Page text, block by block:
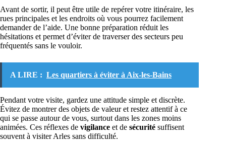
Avant de sortir, il peut être utile de repérer votre itinéraire, les
rues principales et les endroits où vous pourrez facilement
demander de l’aide. Une bonne préparation réduit les
hésitations et permet d’éviter de traverser des secteurs peu
fréquentés sans le vouloir.
A LIRE : Les quartiers à éviter à Aix-les-Bains
Pendant votre visite, gardez une attitude simple et discrète.
Évitez de montrer des objets de valeur et restez attentif à ce
qui se passe autour de vous, surtout dans les zones moins
animées. Ces réflexes de vigilance et de sécurité suffisent
souvent à visiter Arles sans difficulté.